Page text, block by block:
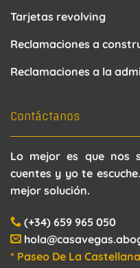
Tarjetas revolving
Reclamaciones a
Reclamaciones a la
Contáctanos
Lo mejor es que nos
cuentes y yo te
mejor solución.
(+34) 659 965 050
* Paseo De La